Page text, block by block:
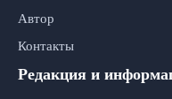
Автор
Контакты
Редакция и